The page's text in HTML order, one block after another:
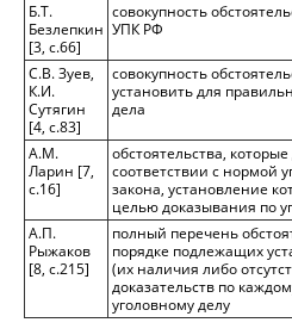
Б.Т.
Безлепкин
[3, с.66]
совокупность
УПК РФ
С.В. Зуев,
К.И.
Сутягин
[4, с.83]
совокупность
установить для
дела
А.М.
Ларин [7,
с.16]
обстоятельства,
соответствии с нормой
закона, установление
целью доказывания по
А.П.
Рыжаков
[8, с.215]
полный перечень
порядке подлежащих
(их наличия либо
доказательств по
уголовному делу